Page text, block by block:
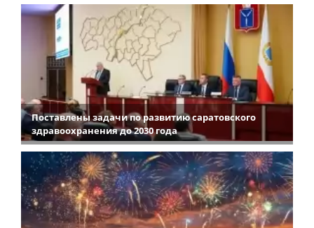
Поставлены задачи по развитию саратовского
здравоохранения до 2030 года